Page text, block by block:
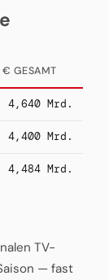
€ GESAMT
4,640 Mrd.
4,400 Mrd.
4,484 Mrd.
TV-
— fast